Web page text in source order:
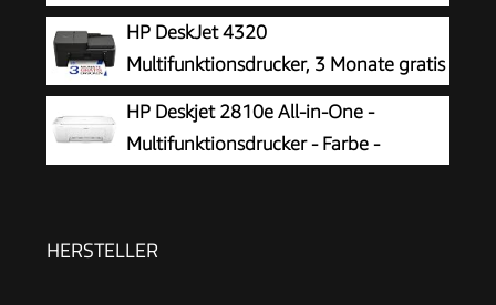
HP DeskJet 4320
Multifunktionsdrucker, 3 Monate gratis
drucken Instant Ink inklusive, Drucker,
Kopierer, Scanner, WLAN, Automatischer
Vorlageneinzug, Tinte: 308/308e
HP Deskjet 2810e All-in-One -
Multifunktionsdrucker - Farbe -
(Drucken) - 60 Blatt - USB 2.0, Bluetooth, Wi-
HERSTELLER